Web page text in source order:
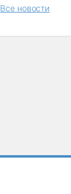
Все новости